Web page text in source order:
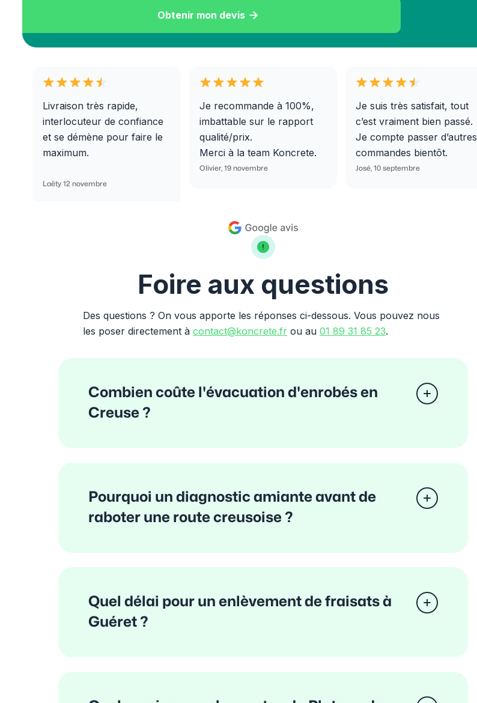
Obtenir mon devis 
Livraison très rapide,
interlocuteur de confiance
et se démène pour faire le
maximum.
Laëty 12 novembre
Je recommande à 100%,
imbattable sur le rapport
qualité/prix.
Merci à la team Koncrete.
Olivier, 19 novembre
Je suis très satisfait, tout
c’est vraiment bien passé.
Je compte passer d’autres
commandes bientôt.
José, 10 septembre
Foire aux questions
Des questions ? On vous apporte les réponses ci-dessous. Vous pouvez nous
les poser directement àcontact@koncrete.fr ou au01 89 31 85 23.
Combien coûte l'évacuation d'enrobés en
Creuse ?
Pourquoi un diagnostic amiante avant de
raboter une route creusoise ?
Quel délai pour un enlèvement de fraisats à
Guéret ?